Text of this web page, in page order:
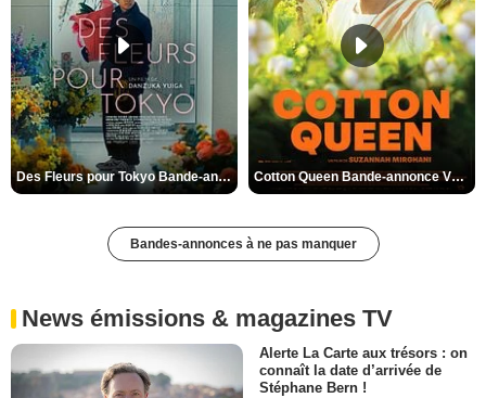
Des Fleurs pour Tokyo Bande-annonce VO STFR Cotton Queen Bande-annonce VO STFR
Bandes-annonces à ne pas manquer
News émissions & magazines TV
Alerte La Carte aux trésors : on
connaît la date d’arrivée de
Stéphane Bern !